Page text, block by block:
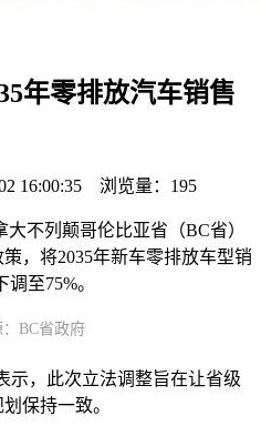
年零排放汽车销售
16:00:35 浏览量： 195
不列颠哥伦比亚省（BC省）
，将2035年新车零排放车型销
至75%。
：BC省政府
示，此次立法调整旨在让省级
保持一致。